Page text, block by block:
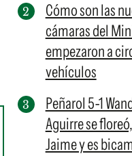
Cómo son las
cámaras del
empezaron a
vehículos
Peñarol 5-1
Aguirre se
Jaime y es